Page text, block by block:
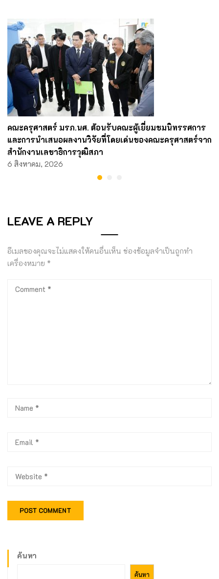
คณะครุศาสตร์ มรภ.นศ. ต้อนรับคณะผู้เยี่ยมชมนิทรรศการ
และการนำเสนอผลงานวิจัยที่โดยเด่นของคณะครุศาสตร์จาก
สำนักงานเลขาธิการวุฒิสภา
6 สิงหาคม, 2026
LEAVE A REPLY
อีเมลของคุณจะไม่แสดงให้คนอื่นเห็น ช่องข้อมูลจำเป็นถูกทำ
เครื่องหมาย *
ค้นหา
ค้นหา